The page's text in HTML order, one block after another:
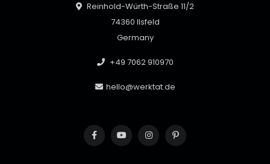
Reinhold-Würth-Straße 11/2
74360 Ilsfeld
Germany
+49 7062 910970
hello@werktat.de